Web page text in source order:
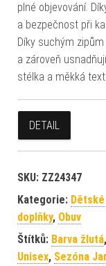
plné objevování.
a bezpečnost při
Díky suchým
a zároveň
stélka a měkká
DETAIL
SKU: ZZ24347
Kategorie:
doplňky, Obuv
Štítků: Barva žlutá,
Unisex, Sezóna